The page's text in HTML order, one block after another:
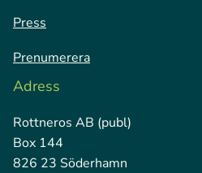
Press
Prenumerera
Adress
Rottneros AB (publ)
Box 144
826 23 Söderhamn